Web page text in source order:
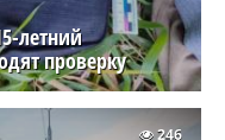
летний
проверку
246